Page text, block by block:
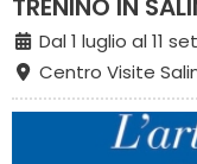
TRENINO IN
Dal 1 luglio al 11
Centro Visite